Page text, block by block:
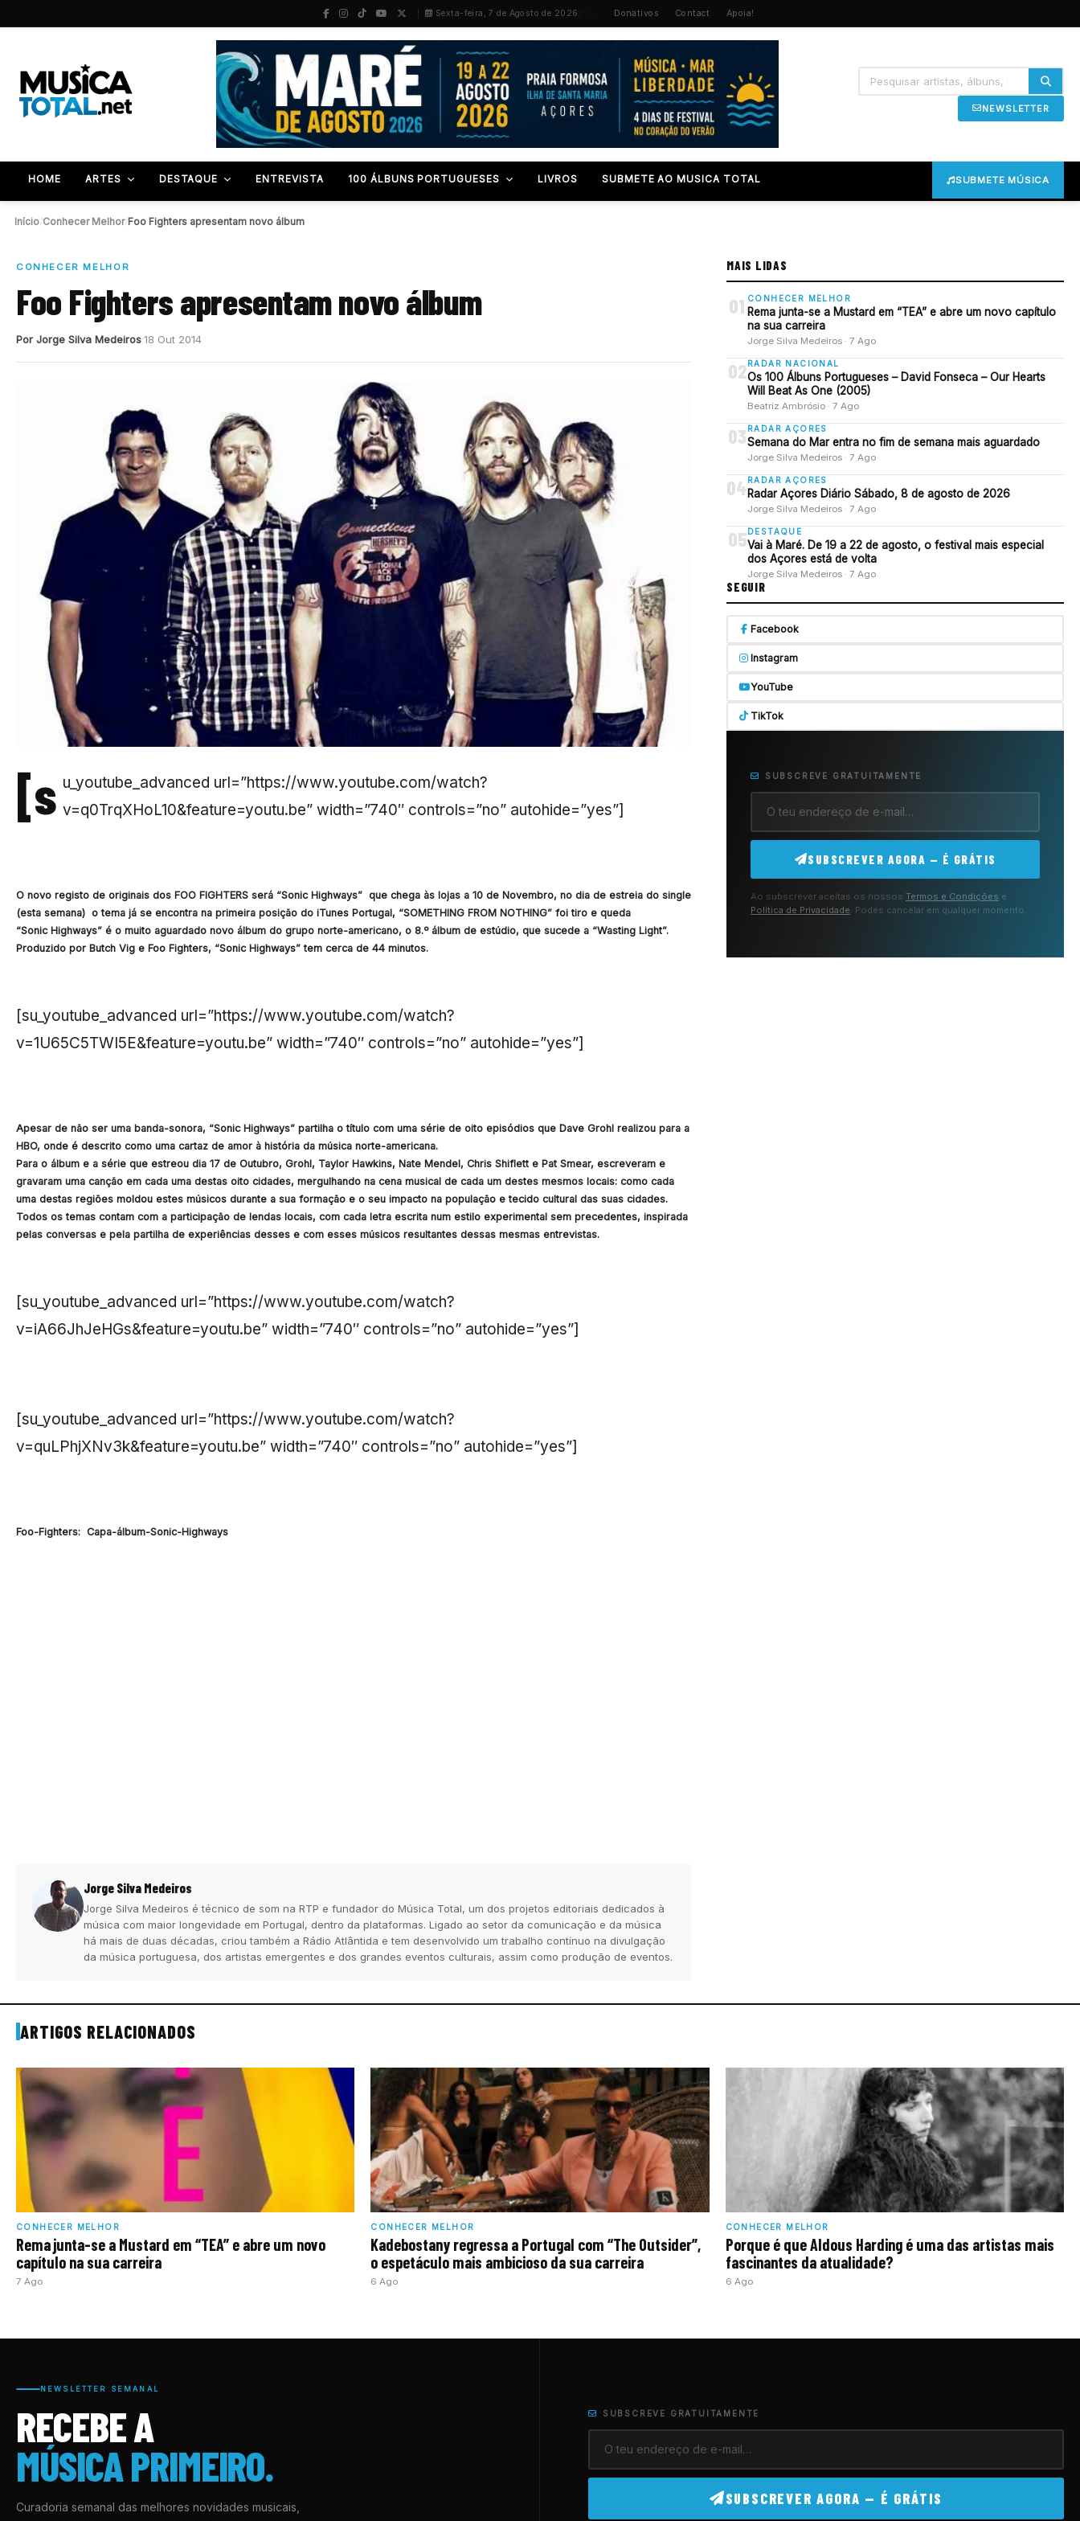
Sexta-feira, 7 de Agosto de 2026 Donativos Contact Apoia!
NEWSLETTER
HOME ARTES DESTAQUE ENTREVISTA 100 ÁLBUNS PORTUGUESES LIVROS SUBMETE AO MUSICA TOTAL SUBMETE MÚSICA
Início Conhecer Melhor/ Foo Fighters apresentam novo álbum
CONHECER MELHOR
Foo Fighters apresentam novo álbum
Por Jorge Silva Medeiros18 Out 2014
[s u_youtube_advanced url=”https://www.youtube.com/watch?
v=q0TrqXHoL10&feature=youtu.be” width=”740″ controls=”no” autohide=”yes”]
O novo registo de originais dos FOO FIGHTERS será “Sonic Highways” que chega às lojas a 10 de Novembro, no dia de estreia do single
(esta semana) o tema já se encontra na primeira posição do iTunes Portugal, “SOMETHING FROM NOTHING” foi tiro e queda
“Sonic Highways” é o muito aguardado novo álbum do grupo norte-americano, o 8.º álbum de estúdio, que sucede a “Wasting Light”.
Produzido por Butch Vig e Foo Fighters, “Sonic Highways” tem cerca de 44 minutos.
[su_youtube_advanced url=”https://www.youtube.com/watch?
v=1U65C5TWI5E&feature=youtu.be” width=”740″ controls=”no” autohide=”yes”]
Apesar de não ser uma banda-sonora, “Sonic Highways” partilha o título com uma série de oito episódios que Dave Grohl realizou para a
HBO, onde é descrito como uma cartaz de amor à história da música norte-americana.
Para o álbum e a série que estreou dia 17 de Outubro, Grohl, Taylor Hawkins, Nate Mendel, Chris Shiflett e Pat Smear, escreveram e
gravaram uma canção em cada uma destas oito cidades, mergulhando na cena musical de cada um destes mesmos locais: como cada
uma destas regiões moldou estes músicos durante a sua formação e o seu impacto na população e tecido cultural das suas cidades.
Todos os temas contam com a participação de lendas locais, com cada letra escrita num estilo experimental sem precedentes, inspirada
pelas conversas e pela partilha de experiências desses e com esses músicos resultantes dessas mesmas entrevistas.
[su_youtube_advanced url=”https://www.youtube.com/watch?
v=iA66JhJeHGs&feature=youtu.be” width=”740″ controls=”no” autohide=”yes”]
[su_youtube_advanced url=”https://www.youtube.com/watch?
v=quLPhjXNv3k&feature=youtu.be” width=”740″ controls=”no” autohide=”yes”]
Foo-Fighters: Capa-álbum-Sonic-Highways
Jorge Silva Medeiros
Jorge Silva Medeiros é técnico de som na RTP e fundador do Música Total, um dos projetos editoriais dedicados à
música com maior longevidade em Portugal, dentro da plataformas. Ligado ao setor da comunicação e da música
há mais de duas décadas, criou também a Rádio Atlântida e tem desenvolvido um trabalho contínuo na divulgação
da música portuguesa, dos artistas emergentes e dos grandes eventos culturais, assim como produção de eventos.
MAIS LIDAS
01 CONHECER MELHOR
Rema junta-se a Mustard em “TEA” e abre um novo capítulo
na sua carreira
Jorge Silva Medeiros · 7 Ago
02 RADAR NACIONAL
Os 100 Álbuns Portugueses – David Fonseca – Our Hearts
Will Beat As One (2005)
Beatriz Ambrósio · 7 Ago
03 RADAR AÇORES
Semana do Mar entra no fim de semana mais aguardado
Jorge Silva Medeiros · 7 Ago
04RADAR AÇORES
Radar Açores Diário Sábado, 8 de agosto de 2026
Jorge Silva Medeiros · 7 Ago
05 DESTAQUE
Vai à Maré. De 19 a 22 de agosto, o festival mais especial
dos Açores está de volta
Jorge Silva Medeiros · 7 Ago
SEGUIR
Facebook
Instagram
YouTube
TikTok
SUBSCREVE GRATUITAMENTE
SUBSCREVER AGORA — É GRÁTIS
Ao subscrever aceitas os nossos Termos e Condições e
Política de Privacidade . Podes cancelar em qualquer momento.
ARTIGOS RELACIONADOS
CONHECER MELHOR
Rema junta-se a Mustard em “TEA” e abre um novo
capítulo na sua carreira
7 Ago
CONHECER MELHOR
Kadebostany regressa a Portugal com “The Outsider”,
o espetáculo mais ambicioso da sua carreira
6 Ago
CONHECER MELHOR
Porque é que Aldous Harding é uma das artistas mais
fascinantes da atualidade?
6 Ago
NEWSLETTER SEMANAL
RECEBE A
MÚSICA PRIMEIRO.
Curadoria semanal das melhores novidades musicais,
SUBSCREVE GRATUITAMENTE
SUBSCREVER AGORA — É GRÁTIS